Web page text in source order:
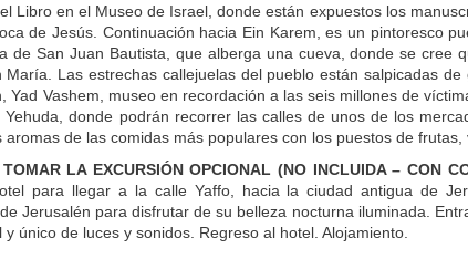
Libro en el Museo de Israel, donde están expuestos los
de Jesús. Continuación hacia Ein Karem, es un pintoresco
de San Juan Bautista, que alberga una cueva, donde se cree
Las estrechas callejuelas del pueblo están salpicadas
Yad Vashem, museo en recordación a las seis millones de
donde podrán recorrer las calles de unos de los
de las comidas más populares con los puestos de frutas,
LA EXCURSIÓN OPCIONAL (NO INCLUIDA – CON
para llegar a la calle Yaffo, hacia la ciudad antigua de
Jerusalén para disfrutar de su belleza nocturna iluminada.
único de luces y sonidos. Regreso al hotel. Alojamiento.